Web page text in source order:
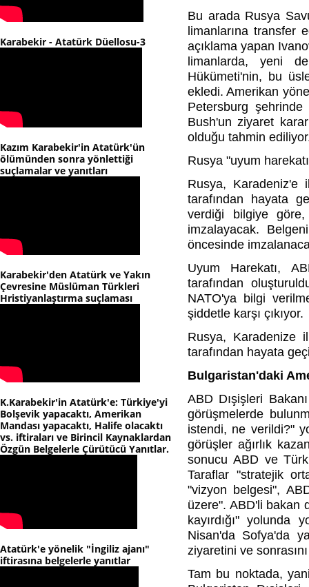
Karabekir - Atatürk Düellosu-3
Kazım Karabekir'in Atatürk'ün
ölümünden sonra yönlettiği
suçlamalar ve yanıtları
Karabekir'den Atatürk ve Yakın
Çevresine Müslüman Türkleri
Hristiyanlaştırma suçlaması
K.Karabekir'in Atatürk'e: Türkiye'yi
Bolşevik yapacaktı, Amerikan
Mandası yapacaktı, Halife olacaktı
vs. iftiraları ve Birincil Kaynaklardan
Özgün Belgelerle Çürütücü Yanıtlar.
Atatürk'e yönelik "İngiliz ajanı"
iftirasına belgelerle yanıtlar
Bu arada Rusya
limanlarına transfer
açıklama yapan
limanlarda, yeni
Hükümeti'nin, bu
ekledi. Amerikan
Petersburg şehrinde
Bush'un ziyaret
olduğu tahmin
Rusya "uyum
Rusya, Karadeniz'e
tarafından hayata
verdiği bilgiye
imzalayacak.
öncesinde
Uyum Harekatı,
tarafından
NATO'ya bilgi
şiddetle karşı çıkıyor.
Rusya, Karadenize
tarafından hayata
Bulgaristan'daki
ABD Dışişleri
görüşmelerde
istendi, ne verildi?"
görüşler ağırlık
sonucu ABD ve
Taraflar "stratejik
"vizyon belgesi",
üzere". ABD'li bakan
kayırdığı" yolunda
Nisan'da Sofya'da
ziyaretini ve
Tam bu noktada,